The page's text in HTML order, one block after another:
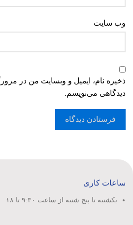
وب‌ سایت
ذخیره نام، ایمیل و وبسایت من در
دیدگاهی می‌نویسم.
ساعات کاری
یکشنبه تا پنج شنبه از ساعت ۹:۳۰ تا ۱۸